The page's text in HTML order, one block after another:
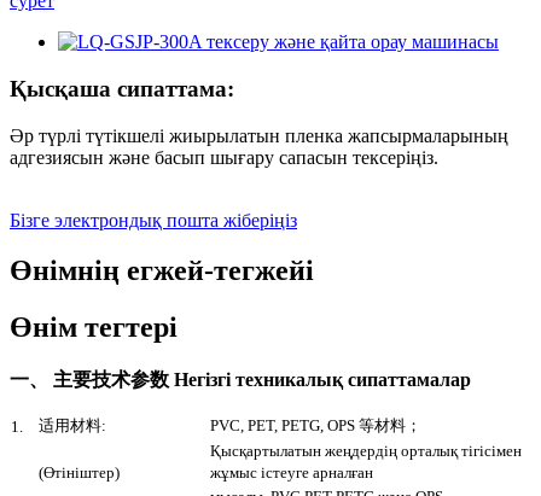
Қысқаша сипаттама:
Әр түрлі түтікшелі жиырылатын пленка жапсырмаларының
адгезиясын және басып шығару сапасын тексеріңіз.
Бізге электрондық пошта жіберіңіз
Өнімнің егжей-тегжейі
Өнім тегтері
一、 主要技术参数 Негізгі техникалық сипаттамалар
1. 适用材料: PVC, PET, PETG, OPS 等材料；
(Өтініштер)
Қысқартылатын жеңдердің орталық тігісімен
жұмыс істеуге арналған